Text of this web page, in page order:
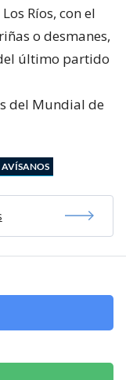
Ríos, con el
o desmanes,
último partido
del Mundial de
AVÍSANOS